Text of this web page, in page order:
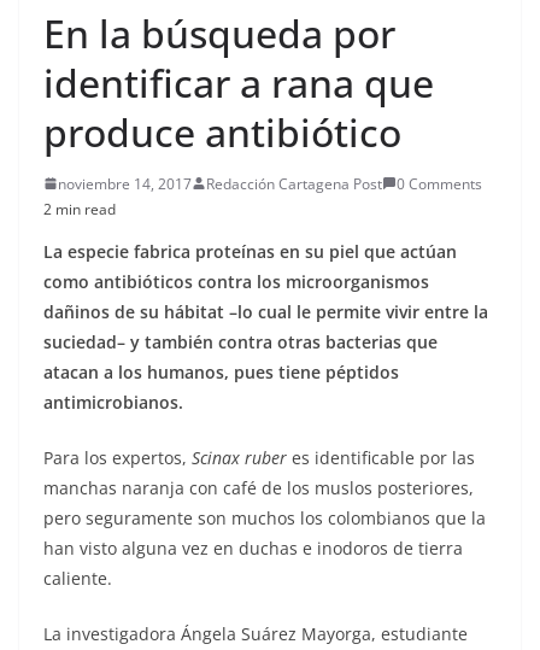
En la búsqueda por
identificar a rana que
produce antibiótico
noviembre 14, 2017 Redacción Cartagena Post
0 Comments
2 min read
La especie fabrica proteínas en su piel que actúan
como antibióticos contra los microorganismos
dañinos de su hábitat –lo cual le permite vivir entre la
suciedad– y también contra otras bacterias que
atacan a los humanos, pues tiene péptidos
antimicrobianos.
Para los expertos, Scinax ruber es identificable por las
manchas naranja con café de los muslos posteriores,
pero seguramente son muchos los colombianos que la
han visto alguna vez en duchas e inodoros de tierra
caliente.
La investigadora Ángela Suárez Mayorga, estudiante